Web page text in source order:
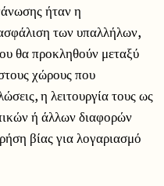
ήταν η
των υπαλλήλων,
θα προκληθούν μεταξύ
χώρους που
η λειτουργία τους ως
ή άλλων διαφορών
βίας για λογαριασμό